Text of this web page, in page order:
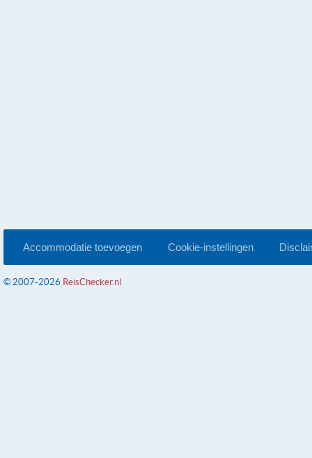
Accommodatie toevoegen Cookie-instellingen
© 2007-2026 ReisChecker.nl